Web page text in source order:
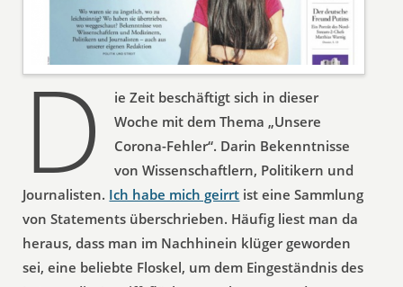
D
ie Zeit beschäftigt sich in dieser
Woche mit dem Thema „Unsere
Corona-Fehler“. Darin Bekenntnisse
von Wissenschaftlern, Politikern und
Journalisten. Ich habe mich geirrt ist eine Sammlung
von Statements überschrieben. Häufig liest man da
heraus, dass man im Nachhinein klüger geworden
sei, eine beliebte Floskel, um dem Eingeständnis des